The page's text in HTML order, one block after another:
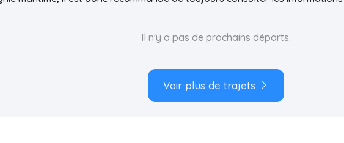
Il n'y a pas de prochains départs.
Voir plus de trajets